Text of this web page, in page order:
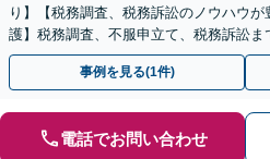
り】【税務調査、税務訴訟のノウハウ
護】税務調査、不服申立て、税務訴訟
事業承継にも対応【休日・夜間相談可】
事例を見る(1件)
電話でお問い合わせ